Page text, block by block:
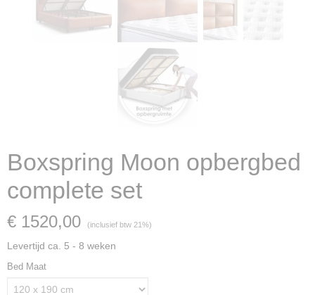
Boxspring Moon opbergbed
complete set
€ 1520,00 (inclusief btw 21%)
Levertijd ca. 5 - 8 weken
Bed Maat